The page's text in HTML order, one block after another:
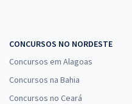
CONCURSOS NO NORDESTE
Concursos em Alagoas
Concursos na Bahia
Concursos no Ceará